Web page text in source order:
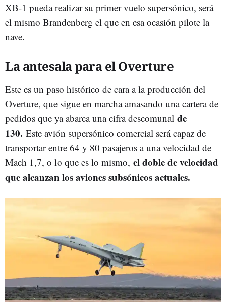
XB-1 pueda realizar su primer vuelo supersónico, será
el mismo Brandenberg el que en esa ocasión pilote la
nave.
La antesala para el Overture
Este es un paso histórico de cara a la producción del
Overture, que sigue en marcha amasando una cartera de
pedidos que ya abarca una cifra descomunal de
130. Este avión supersónico comercial será capaz de
transportar entre 64 y 80 pasajeros a una velocidad de
Mach 1,7, o lo que es lo mismo, el doble de velocidad
que alcanzan los aviones subsónicos actuales.